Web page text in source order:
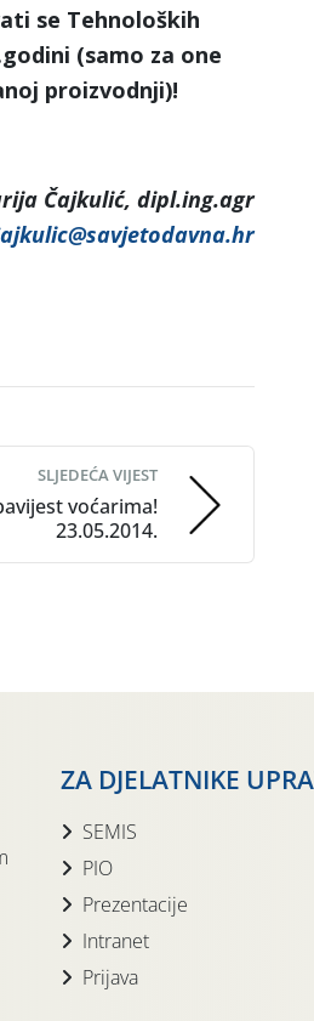
se Tehnoloških
(samo za one
proizvodnji)!
Čajkulić, dipl.ing.agr
SLJEDEĆA VIJEST
voćarima!
23.05.2014.
ZA DJELATNIKE
SEMIS
PIO
Prezentacije
Intranet
Prijava